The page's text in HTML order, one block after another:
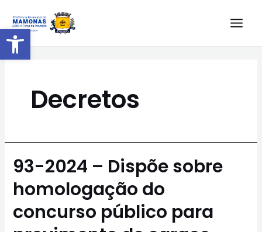
Barra de Ferramentas Aberta
Decretos
93-2024 – Dispõe sobre
homologação do
concurso público para